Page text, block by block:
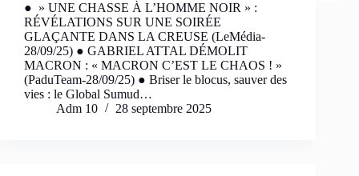
● » UNE CHASSE À L’HOMME NOIR » :
RÉVÉLATIONS SUR UNE SOIRÉE
GLAÇANTE DANS LA CREUSE (LeMédia-
28/09/25) ● GABRIEL ATTAL DÉMOLIT
MACRON : « MACRON C’EST LE CHAOS ! »
(PaduTeam-28/09/25) ● Briser le blocus, sauver des
vies : le Global Sumud…
Adm 10
28 septembre 2025